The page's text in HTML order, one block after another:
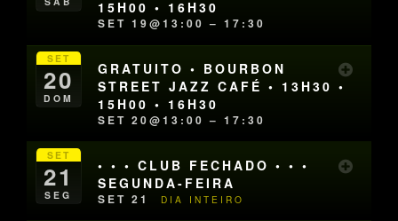
15H00 • 16H30
SET 19@13:00 – 17:30
SET
20
DOM
GRATUITO • BOURBON
STREET JAZZ CAFÉ • 13H30 •
15H00 • 16H30
SET 20@13:00 – 17:30
SET
21
SEG
• • • CLUB FECHADO • • •
SEGUNDA-FEIRA
SET 21 DIA INTEIRO